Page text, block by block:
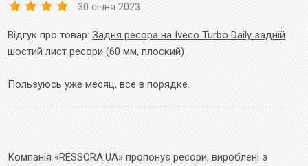
Компанія «RESSORA.UA» пропонує ресори, вироблені з
30 січня 2023
Відгук про товар: Задня ресора на Iveco Turbo Daily задній
шостий лист ресори (60 мм, плоский)
Пользуюсь уже месяц, все в порядке.